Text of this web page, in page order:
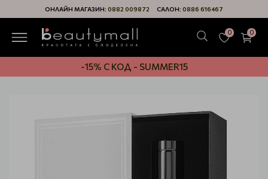
ОНЛАЙН МАГАЗИН: 0882 009872 САЛОН: 0886 616467
0 0
-15% С КОД - SUMMER15